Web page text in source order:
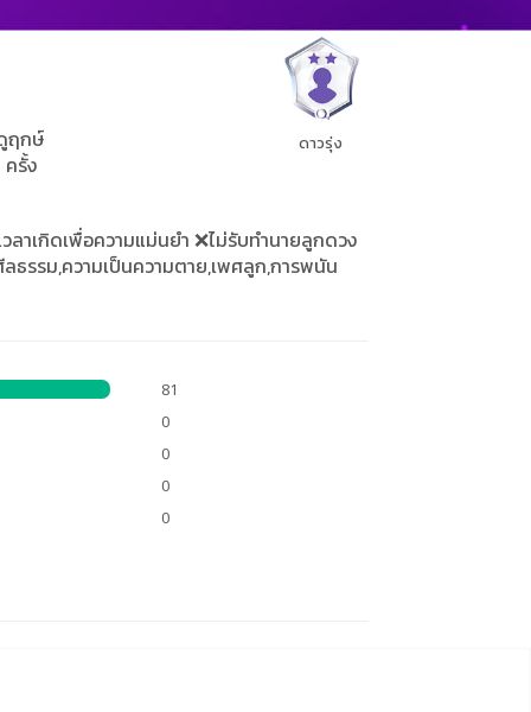
ฤกษ์
ครั้ง
ดาวรุ่ง
าเกิดเพื่อความแม่นยำ ❌ไม่รับทำนายลูกดวง
ธรรม,ความเป็นความตาย,เพศลูก,การพนัน
81
0
0
0
0